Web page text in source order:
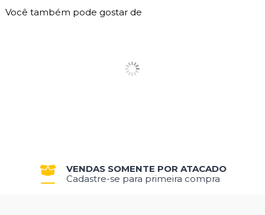
Você também pode gostar de
VENDAS SOMENTE POR ATACADO
Cadastre-se para primeira compra